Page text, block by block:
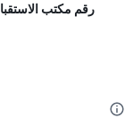
رقم مكتب